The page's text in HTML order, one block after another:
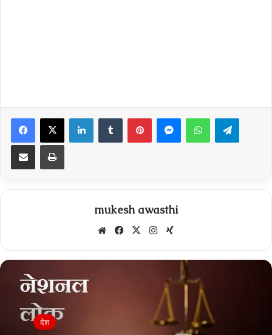
Facebook
X LinkedInTumblr PinterestMessengerWhatsApp
Share via Email Print
mukesh awasthi
WebsiteFacebook
X Instagram
देश